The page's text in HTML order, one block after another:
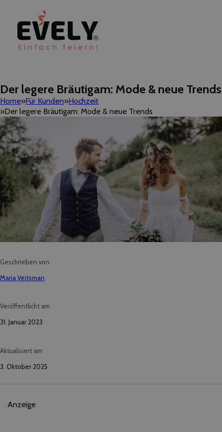
Der legere Bräutigam: Mode & neue Trends
Home Für Kunden Hochzeit
Der legere Bräutigam: Mode & neue Trends
Geschrieben von
Maria Veitsman
Veröffentlicht am
31. Januar 2023
Aktualisiert am
3. Oktober 2025
Anzeige